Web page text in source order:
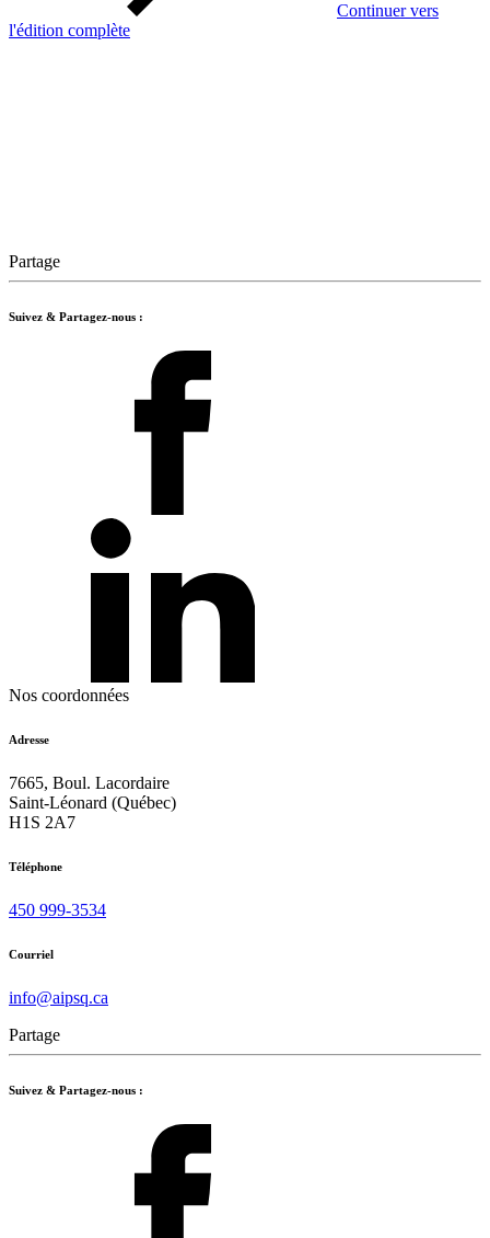
Continuer vers
l'édition complète
Partage
Suivez & Partagez-nous :
Nos coordonnées
Adresse
7665, Boul. Lacordaire
Saint-Léonard (Québec)
H1S 2A7
Téléphone
450 999-3534
Courriel
info@aipsq.ca
Partage
Suivez & Partagez-nous :